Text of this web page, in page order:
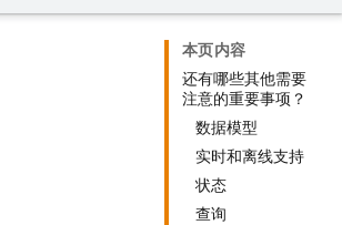
本页内容
还有哪些其他需要
注意的重要事项？
数据模型
实时和离线支持
状态
查询